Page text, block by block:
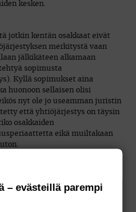
kesken.
jotkin kentän osakkaat eivät
merkitystä vaan
jälkikäteen alkamaan
sopimusta
Kyllä sopimukset aina
huonoon sellaisen olisi
nyt ole jo useamman juristin
että yhtiöjärjestys on täysin
osakkaiden
eikä muiltakaan
ole mistään suuremmista
– evästeillä parempi